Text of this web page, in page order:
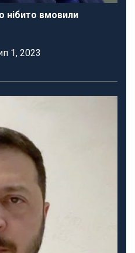
нібито вмовили
1, 2023